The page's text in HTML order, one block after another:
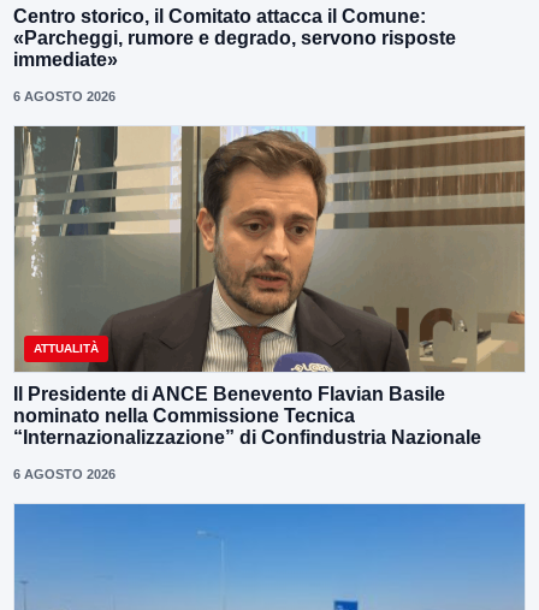
Centro storico, il Comitato attacca il Comune:
«Parcheggi, rumore e degrado, servono risposte
immediate»
6 AGOSTO 2026
ATTUALITÀ
Il Presidente di ANCE Benevento Flavian Basile
nominato nella Commissione Tecnica
“Internazionalizzazione” di Confindustria Nazionale
6 AGOSTO 2026